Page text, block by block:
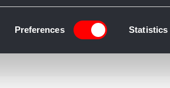
by actively scanning it for specific
Preferences Statistics